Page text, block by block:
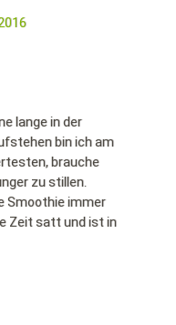
lange in der
bin ich am
brauche
zu stillen.
Smoothie immer
Zeit satt und ist in